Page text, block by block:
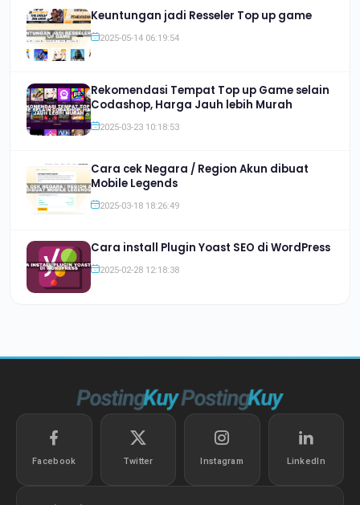
Keuntungan jadi Resseler Top up game
2025-05-14 06:19:54
Rekomendasi Tempat Top up Game selain
Codashop, Harga Jauh lebih Murah
2025-03-23 10:18:53
Cara cek Negara / Region Akun dibuat
Mobile Legends
2025-03-18 18:26:49
Cara install Plugin Yoast SEO di WordPress
2025-02-28 12:18:38
Facebook Twitter Instagram LinkedIn